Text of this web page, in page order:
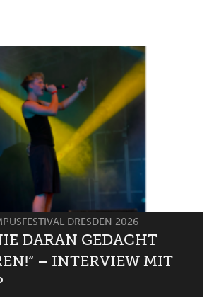
DRESDEN 2026
DARAN GEDACHT
– INTERVIEW MIT